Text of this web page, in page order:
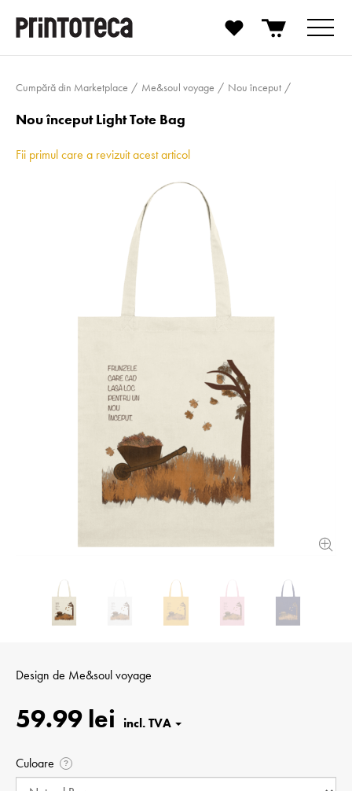
Cumpără din Marketplace Me&soul voyage Nou început
Nou început Light Tote Bag
Fii primul care a revizuit acest articol
Design de Me&soul voyage
59.99 lei
Culoare ?